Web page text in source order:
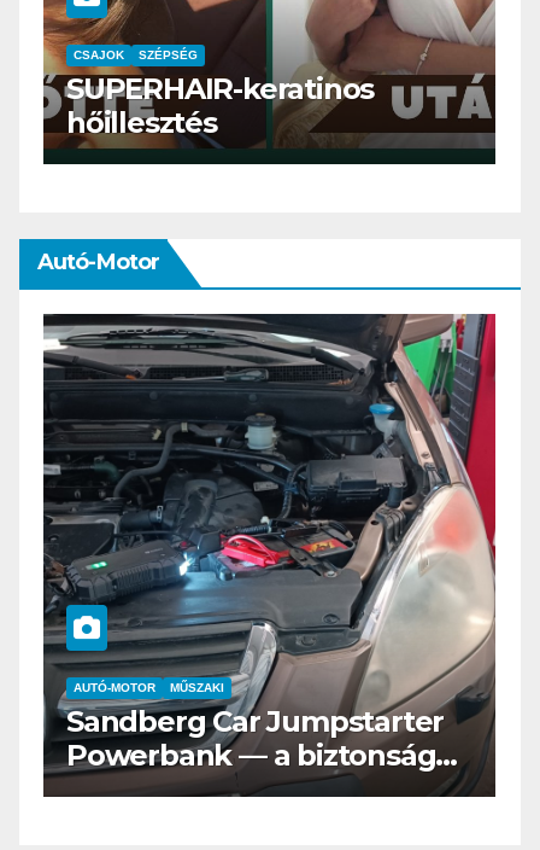
CSAJOK SMINK SZÉPSÉG
Szemöldök laminálás-az
meg mi?
Autó-Motor
AUTÓ-MOTOR ELEKTROMOS
Az új Nissan LEAF csak a
Tesztvilágra vár!